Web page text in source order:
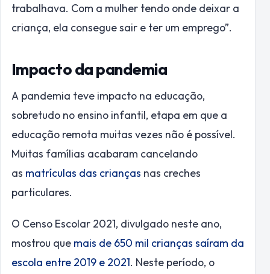
trabalhava. Com a mulher tendo onde deixar a
criança, ela consegue sair e ter um emprego”.
Impacto da pandemia
A pandemia teve impacto na educação,
sobretudo no ensino infantil, etapa em que a
educação remota muitas vezes não é possível.
Muitas famílias acabaram cancelando
as matrículas das crianças nas creches
particulares.
O Censo Escolar 2021, divulgado neste ano,
mostrou que mais de 650 mil crianças saíram da
escola entre 2019 e 2021. Neste período, o